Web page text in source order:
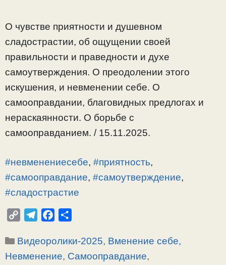
О чувстве приятности и душевном
сладострастии, об ощущении своей
правильности и праведности и духе
самоутверждения. О преодолении этого
искушения, и невменении себе. О
самооправдании, благовидных предлогах и
нераскаянности. О борьбе с
самооправданием. / 15.11.2025.
#невменениесебе, #приятность,
#самооправдание, #самоутверждение,
#сладострастие
p
y
l
e
c
e
п
р
Рубрики
Видеоролики-2025, Вменение себе,
Невменение, Самооправдание,